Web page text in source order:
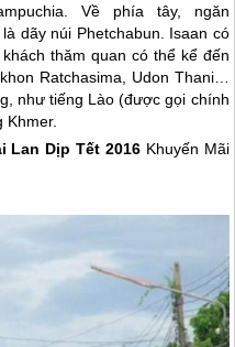
Về phía tây, ngăn
là dãy núi Phetchabun. Isaan có
thăm quan có thể kể đến
Ratchasima, Udon Thani…
như tiếng Lào (được gọi chính
Khmer.
Lan Dịp Tết 2016Khuyến Mãi